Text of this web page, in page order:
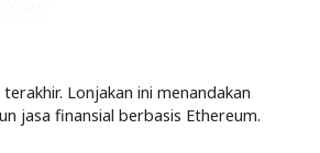
Lonjakan ini menandakan
jasa finansial berbasis Ethereum.